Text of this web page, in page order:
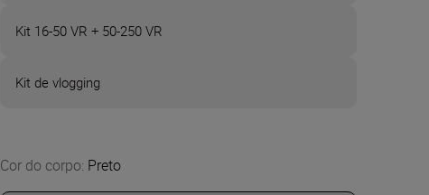
Kit 16-50 VR + 50-250 VR
Kit de vlogging
Cor do corpo: Preto